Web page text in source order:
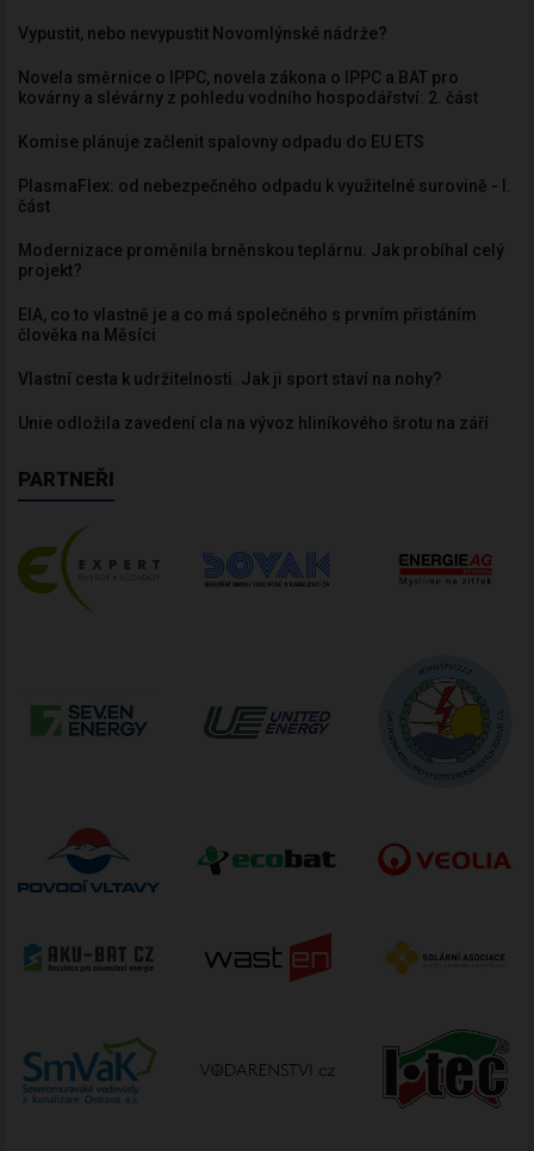
Vypustit, nebo nevypustit Novomlýnské nádrže?
Novela směrnice o IPPC, novela zákona o IPPC a BAT pro
kovárny a slévárny z pohledu vodního hospodářství: 2. část
Komise plánuje začlenit spalovny odpadu do EU ETS
PlasmaFlex: od nebezpečného odpadu k využitelné surovině - I.
část
Modernizace proměnila brněnskou teplárnu. Jak probíhal celý
projekt?
EIA, co to vlastně je a co má společného s prvním přistáním
člověka na Měsíci
Vlastní cesta k udržitelnosti. Jak ji sport staví na nohy?
Unie odložila zavedení cla na vývoz hliníkového šrotu na září
PARTNEŘI